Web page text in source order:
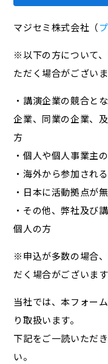
マジセミ株式会社（
※以下の方について
ただく場合がござい
・講演企業の競合と
企業、同業の企業、
方
・個人や個人事業主
・海外から参加され
・日本に活動拠点が
・その他、弊社及び
個人の方
※申込が多数の場合
だく場合がございま
当社では、本フォー
り取扱います。
下記をご一読いただ
い。